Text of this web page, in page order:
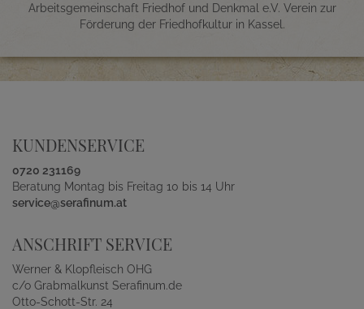
Arbeitsgemeinschaft Friedhof und Denkmal e.V. Verein zur
Förderung der Friedhofkultur in Kassel.
KUNDENSERVICE
0720 231169
Beratung Montag bis Freitag 10 bis 14 Uhr
service@serafinum.at
ANSCHRIFT SERVICE
Werner & Klopfleisch OHG
c/o Grabmalkunst Serafinum.de
Otto-Schott-Str. 24